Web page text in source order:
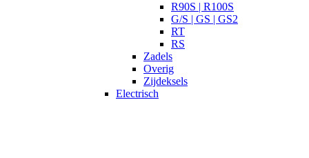
R90S | R100S
G/S | GS | GS2
RT
RS
Zadels
Overig
Zijdeksels
Electrisch